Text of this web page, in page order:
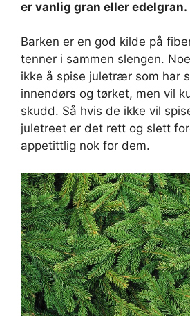
er vanlig gran eller edelgran.
Barken er en god kilde på
tenner i sammen slengen.
ikke å spise juletrær som har
innendørs og tørket, men vil
skudd. Så hvis de ikke vil
juletreet er det rett og slett
appetittlig nok for dem.